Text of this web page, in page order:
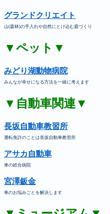
グランドクリエイト
山(森林)の手入れや自然にとけ込む庭づくり
▼ペット▼
みどり湖動物病院
みんなが幸せになる方法を一緒に考えます
▼自動車関連▼
長坂自動車教習所
運転免許のことは長坂自動車教習所
アサカ自動車
車の総合病院
宮澤鈑金
車のお悩みごとを解決します